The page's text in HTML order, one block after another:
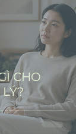
CHO